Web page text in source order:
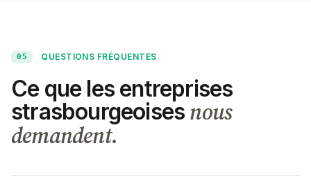
05 QUESTIONS FRÉQUENTES
Ce que les entreprises
strasbourgeoises nous
demandent.